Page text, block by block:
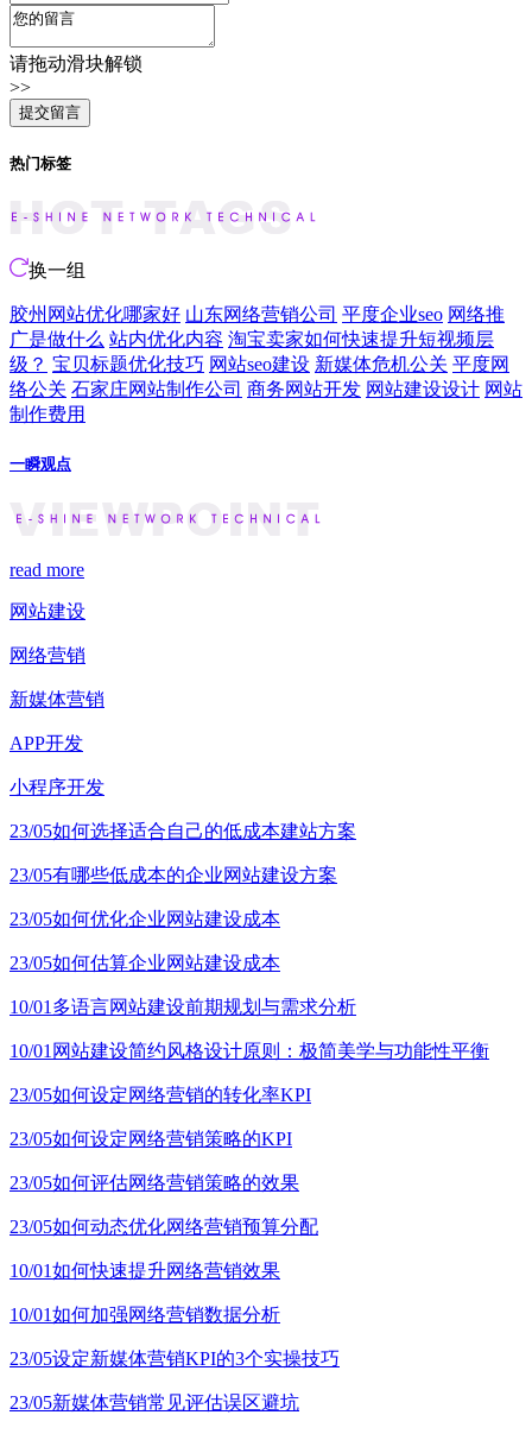
请拖动滑块解锁
>>
热门标签
换一组
胶州网站优化哪家好 山东网络营销公司 平度企业seo 网络推
广是做什么 站内优化内容 淘宝卖家如何快速提升短视频层
级？ 宝贝标题优化技巧 网站seo建设 新媒体危机公关 平度网
络公关 石家庄网站制作公司 商务网站开发 网站建设设计 网站
制作费用
一瞬观点
read more
网站建设
网络营销
新媒体营销
APP开发
小程序开发
23/05如何选择适合自己的低成本建站方案
23/05有哪些低成本的企业网站建设方案
23/05如何优化企业网站建设成本
23/05如何估算企业网站建设成本
10/01 多语言网站建设前期规划与需求分析
10/01 网站建设简约风格设计原则：极简美学与功能性平衡
23/05如何设定网络营销的转化率KPI
23/05如何设定网络营销策略的KPI
23/05如何评估网络营销策略的效果
23/05如何动态优化网络营销预算分配
10/01如何快速提升网络营销效果
10/01如何加强网络营销数据分析
23/05设定新媒体营销KPI的3个实操技巧
23/05新媒体营销常见评估误区避坑